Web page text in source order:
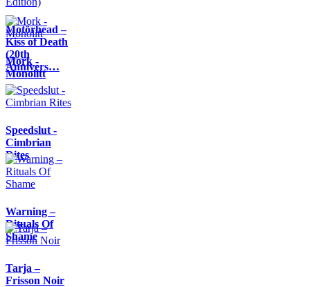
Motörhead –
Kiss of Death
(20th
Annivers…
Mork -
Monolitt
Speedslut -
Cimbrian
Rites
Warning –
Rituals Of
Shame
Tarja –
Frisson Noir